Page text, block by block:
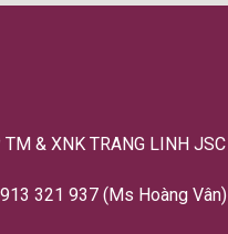
TM & XNK TRANG LINH JSC
321 937 (Ms Hoàng Vân)